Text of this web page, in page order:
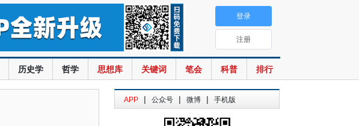
历史学 哲学 思想库 关键词 笔会 科普 排行
登录
注册
APP | 公众号 | 微博 | 手机版